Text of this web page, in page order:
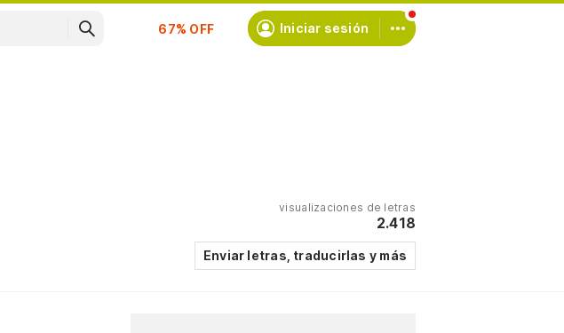
Suscríbete Iniciar sesión
visualizaciones de letras
2.418
Enviar letras, traducirlas y más